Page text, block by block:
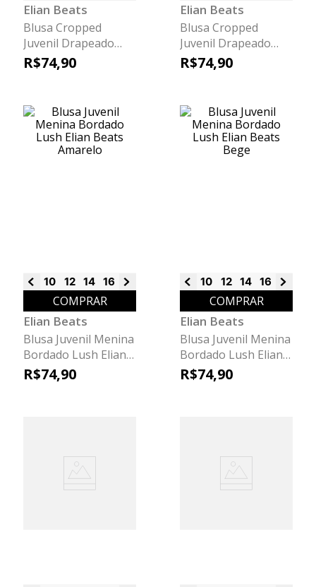
Elian Beats
Blusa Cropped
Juvenil Drapeado
Beats Verde
R$74,90
Elian Beats
Blusa Cropped
Juvenil Drapeado
Beats Bege
R$74,90
10 12 14 16 18
COMPRAR
Elian Beats
Blusa Juvenil Menina
Bordado Lush Elian
Beats Amarelo
R$74,90
10 12 14 16 18
COMPRAR
Elian Beats
Blusa Juvenil Menina
Bordado Lush Elian
Beats Bege
R$74,90